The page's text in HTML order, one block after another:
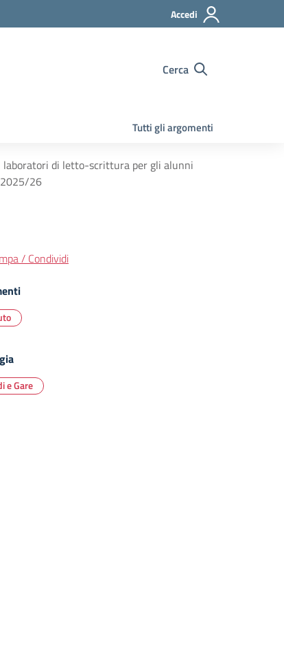
Accedi
Cerca
Tutti gli argomenti
laboratori di letto-scrittura per gli alunni
2025/26
/ Condividi
e Gare